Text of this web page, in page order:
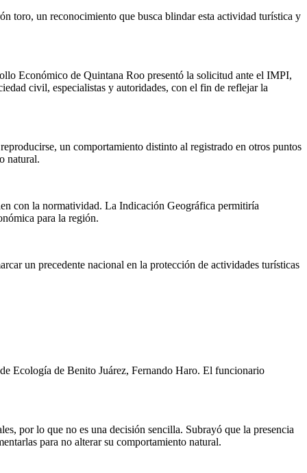
toro, un reconocimiento que busca blindar esta actividad turística y
Económico de Quintana Roo presentó la solicitud ante el IMPI,
civil, especialistas y autoridades, con el fin de reflejar la
un comportamiento distinto al registrado en otros puntos
natural.
con la normatividad. La Indicación Geográfica permitiría
para la región.
un precedente nacional en la protección de actividades turísticas
Ecología de Benito Juárez, Fernando Haro. El funcionario
por lo que no es una decisión sencilla. Subrayó que la presencia
para no alterar su comportamiento natural.